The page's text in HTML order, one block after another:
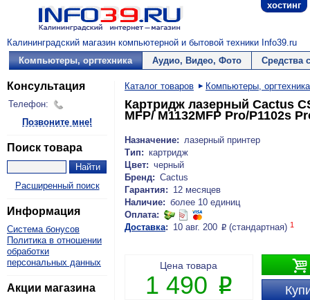
хостинг
Калининградский магазин компьютерной и бытовой техники Info39.ru
Компьютеры, оргтехника
Аудио, Видео, Фото Средства
Консультация
Телефон:
Позвоните мне!
Поиск товара
Расширенный поиск
Информация
Система бонусов
Политика в отношении
обработки
персональных данных
Акции магазина
Каталог товаров Компьютеры, оргтехника
Картридж лазерный Cactus
MFP/ M1132MFP Pro/P1102s
Назначение: лазерный принтер
Тип: картридж
Цвет: черный
Бренд: Cactus
Гарантия: 12 месяцев
Наличие: более 10 единиц
Оплата:
Доставка: 10 авг. 200 P(стандартная) 1

Цена товара
1 490 P